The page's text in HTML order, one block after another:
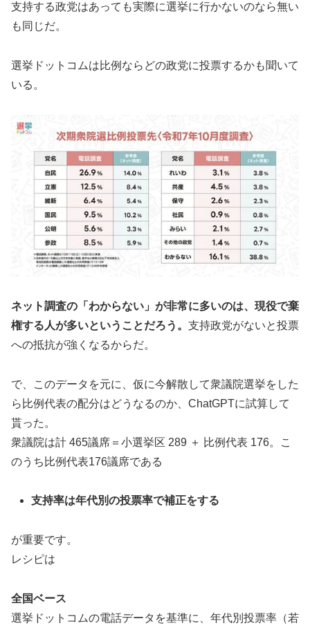
支持する政党はあっても実際に選挙に行かないのなら無い
も同じだ。
選挙ドットコムは比例ならどの政党に投票するかも聞いて
いる。
ネット調査の「わからない」が非常に多いのは、現役で棄
権する人が多いということだろう。 支持政党がないと投票
への抵抗が強くなるからだ。
で、このデータを元に、仮に今解散して衆議院選挙をした
ら比例代表の配分はどうなるのか、ChatGPTに試算して
貰った。
衆議院は計 465議席＝小選挙区 289 ＋ 比例代表 176。こ
のうち比例代表176議席である
支持率は年代別の投票率で補正をする
が重要です。
レシピは
全国ベース
選挙ドットコムの電話データを基準に、年代別投票率（若